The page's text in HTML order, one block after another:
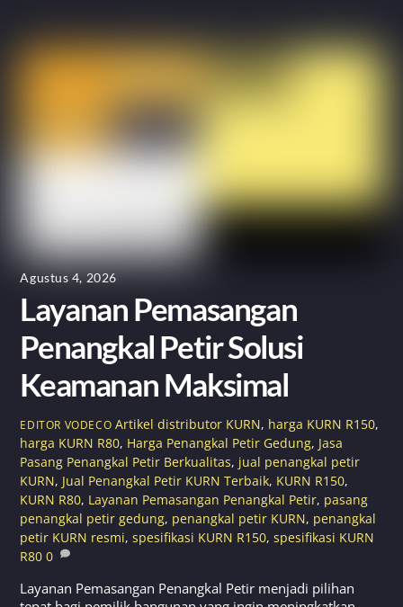
Agustus 4, 2026
Layanan Pemasangan
Penangkal Petir Solusi
Keamanan Maksimal
EDITOR VODECO Artikel distributor KURN, harga KURN R150,
harga KURN R80, Harga Penangkal Petir Gedung, Jasa
Pasang Penangkal Petir Berkualitas, jual penangkal petir
KURN, Jual Penangkal Petir KURN Terbaik, KURN R150,
KURN R80, Layanan Pemasangan Penangkal Petir, pasang
penangkal petir gedung, penangkal petir KURN, penangkal
petir KURN resmi,spesifikasi KURN R150,spesifikasi KURN
R80 0
Layanan Pemasangan Penangkal Petir menjadi pilihan